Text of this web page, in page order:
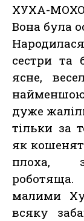
ХУХА-
Вона була
сестри та
ясне,
найменшою
дуже
тільки за
як
плоха,
малими
всяку